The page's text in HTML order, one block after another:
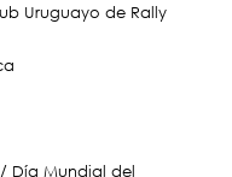
Uruguayo de Rally
Día Mundial del